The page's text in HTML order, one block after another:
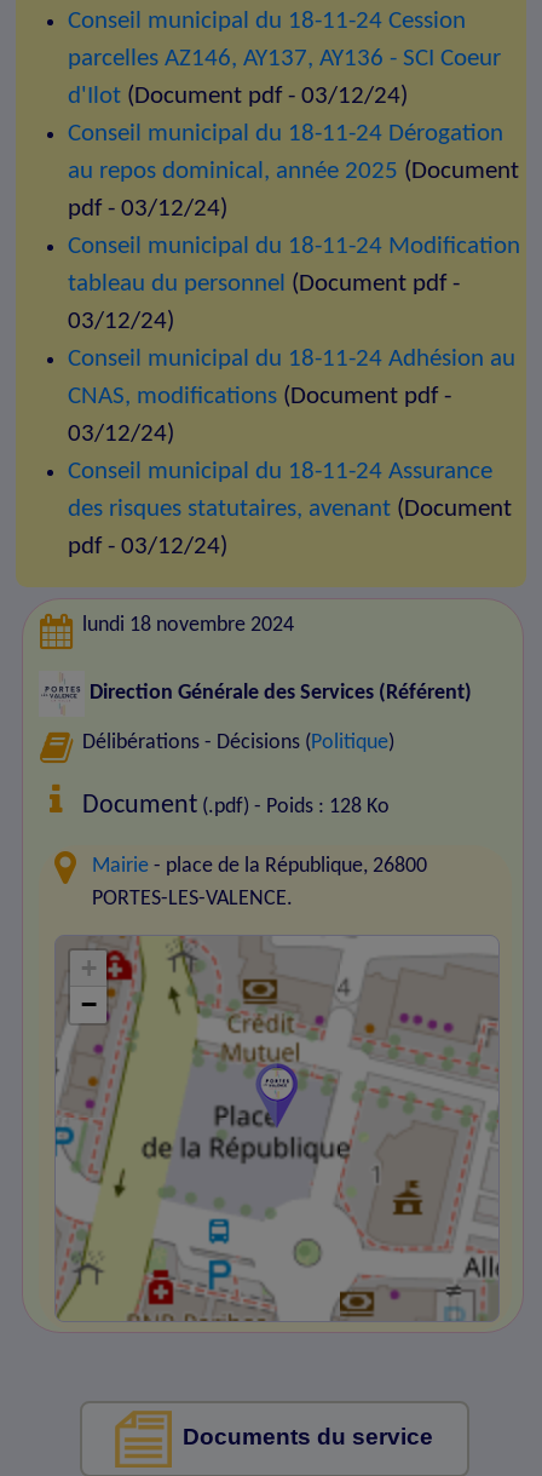
Conseil municipal du 18-11-24 Cession
parcelles AZ146, AY137, AY136 - SCI Coeur
d'Ilot(Document pdf - 03/12/24)
Conseil municipal du 18-11-24 Dérogation
au repos dominical, année 2025 (Document
pdf - 03/12/24)
Conseil municipal du 18-11-24 Modification
tableau du personnel (Document pdf -
03/12/24)
Conseil municipal du 18-11-24 Adhésion au
CNAS, modifications(Document pdf -
03/12/24)
Conseil municipal du 18-11-24 Assurance
des risques statutaires, avenant(Document
pdf - 03/12/24)
lundi 18 novembre 2024
Direction Générale des Services (Référent)
Délibérations - Décisions ( Politique)
Document (.pdf) - Poids : 128 Ko
Mairie - place de la République, 26800
PORTES-LES-VALENCE.
+
−
Documents du service